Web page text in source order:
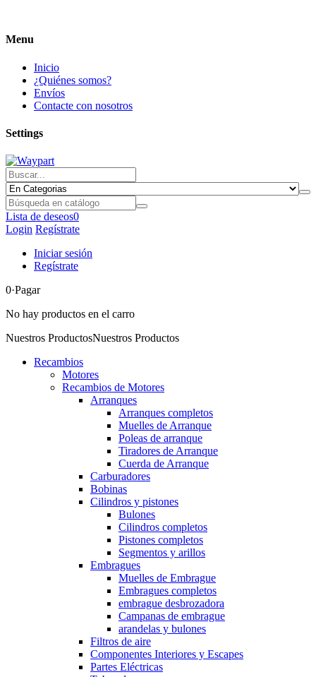
Menu
Inicio
¿Quiénes somos?
Envíos
Contacte con nosotros
Settings
Lista de deseos0
Login Regístrate
Iniciar sesión
Regístrate
0·Pagar
No hay productos en el carro
Nuestros ProductosNuestros Productos
Recambios
Motores
Recambios de Motores
Arranques
Arranques completos
Muelles de Arranque
Poleas de arranque
Tiradores de Arranque
Cuerda de Arranque
Carburadores
Bobinas
Cilindros y pistones
Bulones
Cilindros completos
Pistones completos
Segmentos y arillos
Embragues
Muelles de Embrague
Embragues completos
embrague desbrozadora
Campanas de embrague
arandelas y bulones
Filtros de aire
Componentes Interiores y Escapes
Partes Eléctricas